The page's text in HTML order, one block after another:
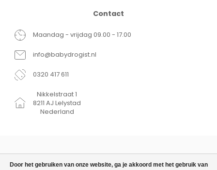
Door het gebruiken van onze website, ga je akkoord met het gebruik van
Contact
Maandag - vrijdag 09.00 - 17.00
info@babydrogist.nl
0320 417 611
Nikkelstraat 1
8211 AJ Lelystad
Nederland